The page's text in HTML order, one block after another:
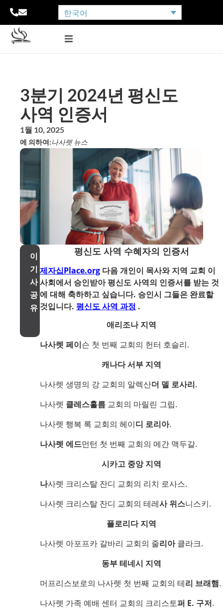
한국어
3분기 2024년 평신도
사역 인증서
1월 10, 2025
에 의하여:나사렛 뉴스
이
기
사
공
유
평신도 사역 수혜자의 인증서
제자십Place.org 다음 개인이 목사와 지역 교회 이
사회에서 승인받아 평신도 사역의 인증서를 받는 것
에 대해 축하하고 싶습니다. 승인시 그들은 완료할
것입니다. 평신도 사역 과정 .
애리조나 지역
나사렛 페이슨 첫 번째 교회의 헌터 호슬리.
캐나다 서부 지역
나사렛 생명의 강 교회의 알렉산더 델 로사리.
나사렛 클레스홀름 교회의 마릴린 그립.
나사렛 행복 록 교회의 헤이디 로리아.
나사렛 에드먼턴 첫 번째 교회의 메간 맥두갈.
시카고 중앙 지역
나사렛 크리스탈 잔디 교회의 리치 로사스.
나사렛 크리스탈 잔디 교회의 테레사 위스니스키.
플로리다 지역
나사렛 아포프카 갈바리 교회의 줄리아클라크.
동부 테네시 지역
머프리스보로의 나사렛 첫 번째 교회의 테리 브래햄.
나사렛 가족 예배 센터 교회의 크리스토퍼 E. 구저.